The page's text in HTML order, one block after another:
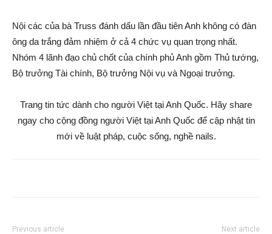
Nội các của bà Truss đánh dấu lần đầu tiên Anh không có đàn
ông da trắng đảm nhiệm ở cả 4 chức vụ quan trọng nhất.
Nhóm 4 lãnh đạo chủ chốt của chính phủ Anh gồm Thủ tướng,
Bộ trưởng Tài chính, Bộ trưởng Nội vụ và Ngoại trưởng.
Trang tin tức dành cho người Việt tại Anh Quốc. Hãy share
ngay cho cộng đồng người Việt tại Anh Quốc để cập nhật tin
mới về luật pháp, cuộc sống, nghề nails.
Previous article Next article